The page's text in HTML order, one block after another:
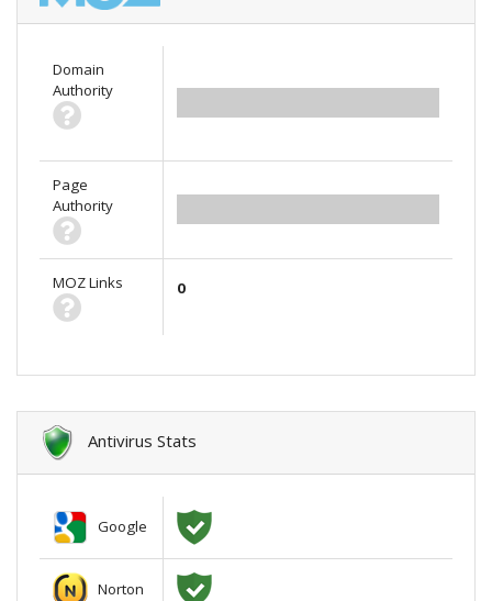
Domain
Authority
Page
Authority
MOZ Links 0
Antivirus Stats
Google
Norton